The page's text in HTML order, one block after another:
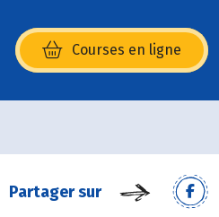
Courses en ligne
(s’ouvre dans une nouvelle
Partager sur